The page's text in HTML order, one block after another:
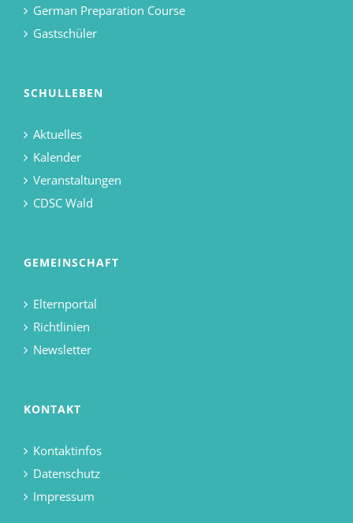
German Preparation Course
Gastschüler
SCHULLEBEN
Aktuelles
Kalender
Veranstaltungen
CDSC Wald
GEMEINSCHAFT
Elternportal
Richtlinien
Newsletter
KONTAKT
Kontaktinfos
Datenschutz
Impressum